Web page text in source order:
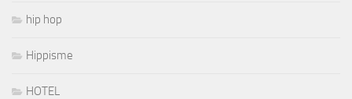
hip hop
Hippisme
HOTEL